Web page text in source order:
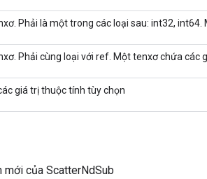
Phải là một trong các loại sau: int32,
Phải cùng loại với ref. Một tenxơ chứa các
giá trị thuộc tính tùy chọn
mới của ScatterNdSub